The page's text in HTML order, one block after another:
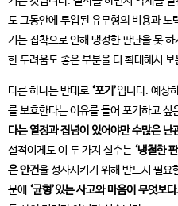
도 그동안에 투입된 유무형의 비용과
기는 집착으로 인해 냉정한 판단을 못
한 두려움도 좋은 부분을 더 확대해서
다른 하나는 반대로‘포기’입니다. 예상
를 보호한다는 이유를 들어 포기하고 싶
다는 열정과 집념이 있어야만 수많은
설적이게도 이 두 가지 실수는‘냉철한
은 안건을 성사시키기 위해 반드시 필요
문에 ‘균형’있는 사고와 마음이 무엇보